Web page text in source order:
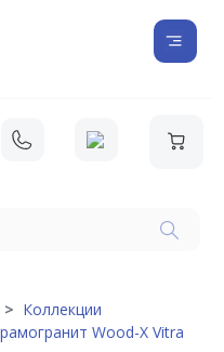
Коллекции
Wood-X Vitra